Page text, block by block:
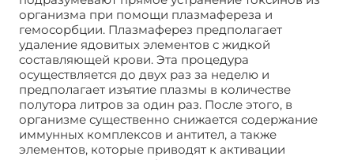
организма при помощи плазмафереза и
гемосорбции. Плазмаферез предполагает
удаление ядовитых элементов с жидкой
составляющей крови. Эта процедура
осуществляется до двух раз за неделю и
предполагает изъятие плазмы в количестве
полутора литров за один раз. После этого, в
организме существенно снижается содержание
иммунных комплексов и антител, а также
элементов, которые приводят к активации